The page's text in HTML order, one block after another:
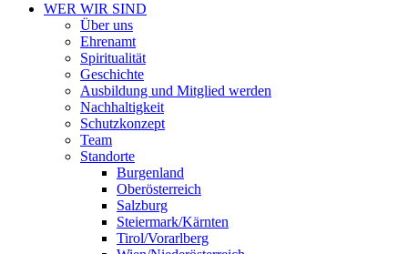
WER WIR SIND
Über uns
Ehrenamt
Spiritualität
Geschichte
Ausbildung und Mitglied werden
Nachhaltigkeit
Schutzkonzept
Team
Standorte
Burgenland
Oberösterreich
Salzburg
Steiermark/Kärnten
Tirol/Vorarlberg